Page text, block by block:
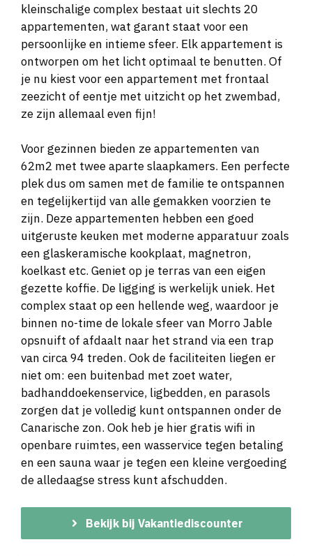
kleinschalige complex bestaat uit slechts 20
appartementen, wat garant staat voor een
persoonlijke en intieme sfeer. Elk appartement is
ontworpen om het licht optimaal te benutten. Of
je nu kiest voor een appartement met frontaal
zeezicht of eentje met uitzicht op het zwembad,
ze zijn allemaal even fijn!
Voor gezinnen bieden ze appartementen van
62m2 met twee aparte slaapkamers. Een perfecte
plek dus om samen met de familie te ontspannen
en tegelijkertijd van alle gemakken voorzien te
zijn. Deze appartementen hebben een goed
uitgeruste keuken met moderne apparatuur zoals
een glaskeramische kookplaat, magnetron,
koelkast etc. Geniet op je terras van een eigen
gezette koffie. De ligging is werkelijk uniek. Het
complex staat op een hellende weg, waardoor je
binnen no-time de lokale sfeer van Morro Jable
opsnuift of afdaalt naar het strand via een trap
van circa 94 treden. Ook de faciliteiten liegen er
niet om: een buitenbad met zoet water,
badhanddoekenservice, ligbedden, en parasols
zorgen dat je volledig kunt ontspannen onder de
Canarische zon. Ook heb je hier gratis wifi in
openbare ruimtes, een wasservice tegen betaling
en een sauna waar je tegen een kleine vergoeding
de alledaagse stress kunt afschudden.
Bekijk bij Vakantiediscounter